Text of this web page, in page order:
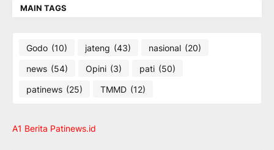
MAIN TAGS
Godo (10) jateng (43) nasional (20)
news (54) Opini (3) pati (50)
patinews (25) TMMD (12)
A1 Berita Patinews.id